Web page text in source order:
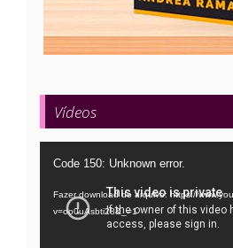
Vídeos
Tocador
vídeo
Code 150: Unknown error.
Fazer download do arquivo: https://
v=oo0uAsbti28&_=1